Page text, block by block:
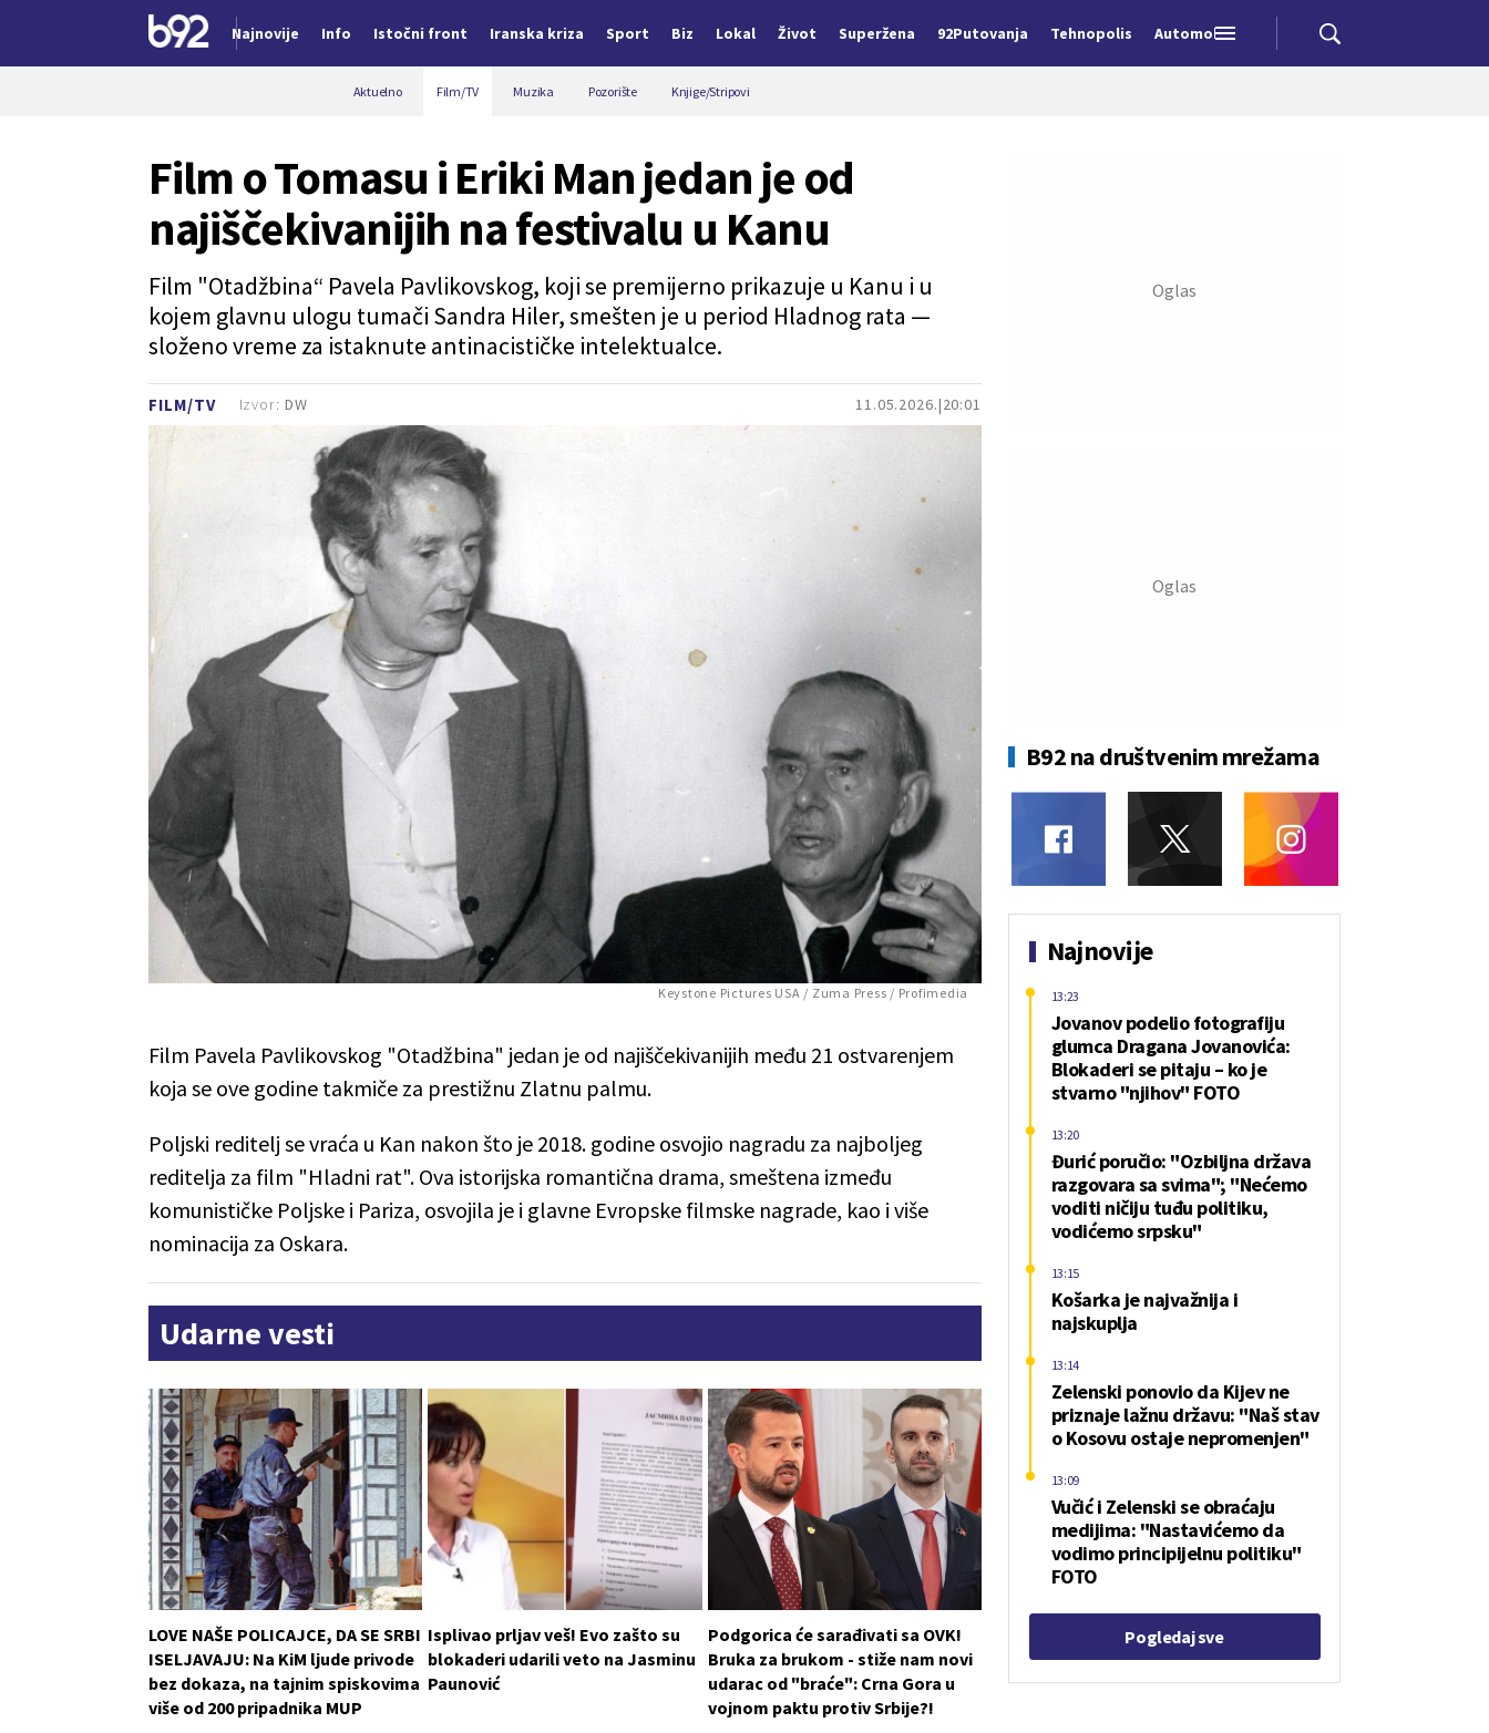
Najnovije Info Istočni front Iranska kriza Sport Biz Lokal Život Superžena 92Putovanja Tehnopolis Automobili
Aktuelno Film/TV Muzika Pozorište Knjige/Stripovi
FILM/TV 11.05.2026. 20:01
Film o Tomasu i Eriki Man jedan je od
najiščekivanijih na festivalu u Kanu
Film "Otadžbina“ Pavela Pavlikovskog, koji se premijerno prikazuje u Kanu i u
kojem glavnu ulogu tumači Sandra Hiler, smešten je u period Hladnog rata —
složeno vreme za istaknute antinacističke intelektualce.
Izvor: DW
Keystone Pictures USA / Zuma Press / Profimedia
Film Pavela Pavlikovskog "Otadžbina" jedan je od najiščekivanijih među 21 ostvarenjem
koja se ove godine takmiče za prestižnu Zlatnu palmu.
Poljski reditelj se vraća u Kan nakon što je 2018. godine osvojio nagradu za najboljeg
reditelja za film "Hladni rat". Ova istorijska romantična drama, smeštena između
komunističke Poljske i Pariza, osvojila je i glavne Evropske filmske nagrade, kao i više
nominacija za Oskara.
Udarne vesti
LOVE NAŠE POLICAJCE, DA SE SRBI
ISELJAVAJU: Na KiM ljude privode
bez dokaza, na tajnim spiskovima
više od 200 pripadnika MUP
Isplivao prljav veš! Evo zašto su
blokaderi udarili veto na Jasminu
Paunović
Podgorica će sarađivati sa OVK!
Bruka za brukom - stiže nam novi
udarac od "braće": Crna Gora u
vojnom paktu protiv Srbije?!
B92 na društvenim mrežama
Najnovije
Jovanov podelio fotografiju
glumca Dragana Jovanovića:
Blokaderi se pitaju – ko je
stvarno "njihov" FOTO
13:23
Đurić poručio: "Ozbiljna država
razgovara sa svima"; "Nećemo
voditi ničiju tuđu politiku,
vodićemo srpsku"
13:20
Košarka je najvažnija i
najskuplja
13:15
Zelenski ponovio da Kijev ne
priznaje lažnu državu: "Naš stav
o Kosovu ostaje nepromenjen"
13:14
Vučić i Zelenski se obraćaju
medijima: "Nastavićemo da
vodimo principijelnu politiku"
FOTO
13:09
Pogledaj sve